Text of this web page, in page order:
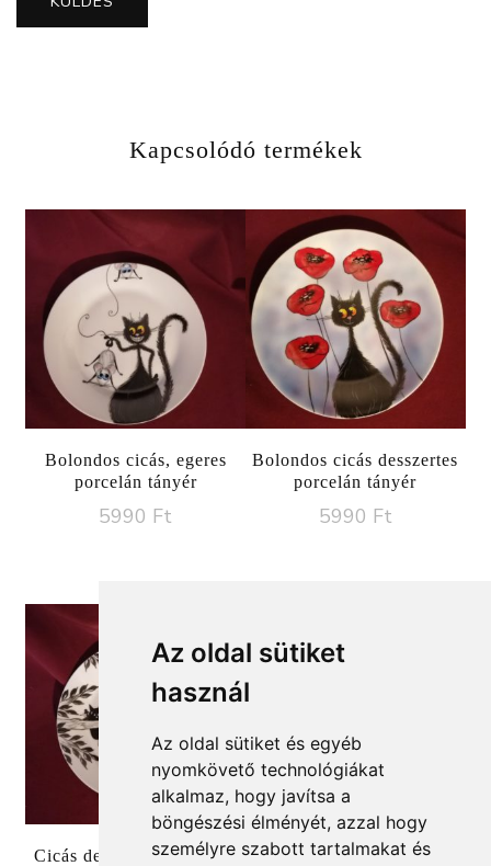
Az oldal sütiket
használ
Az oldal sütiket és egyéb
nyomkövető technológiákat
alkalmaz, hogy javítsa a
böngészési élményét, azzal hogy
személyre szabott tartalmakat és
Kapcsolódó termékek
Bolondos cicás, egeres
porcelán tányér
5990 Ft
Bolondos cicás desszertes
porcelán tányér
5990 Ft
Cicás desszertes porcelán Bolondos cicás pitypangos